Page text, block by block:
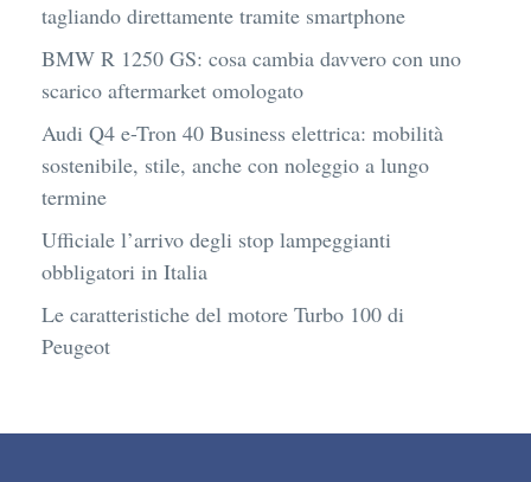
tagliando direttamente tramite smartphone
BMW R 1250 GS: cosa cambia davvero con uno
scarico aftermarket omologato
Audi Q4 e-Tron 40 Business elettrica: mobilità
sostenibile, stile, anche con noleggio a lungo
termine
Ufficiale l’arrivo degli stop lampeggianti
obbligatori in Italia
Le caratteristiche del motore Turbo 100 di
Peugeot